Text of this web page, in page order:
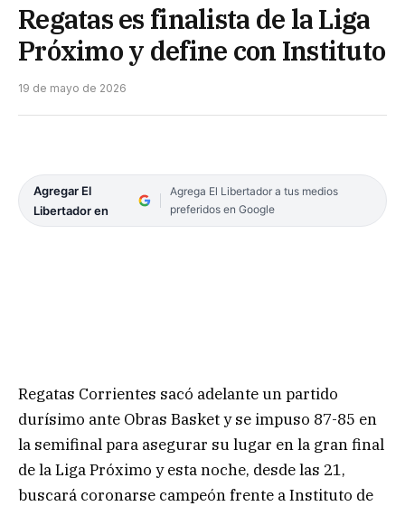
Regatas es finalista de la Liga
Próximo y define con Instituto
19 de mayo de 2026
Agregar El
Libertador en
Agrega El Libertador a tus medios
preferidos en Google
Regatas Corrientes sacó adelante un partido
durísimo ante Obras Basket y se impuso 87-85 en
la semifinal para asegurar su lugar en la gran final
de la Liga Próximo y esta noche, desde las 21,
buscará coronarse campeón frente a Instituto de